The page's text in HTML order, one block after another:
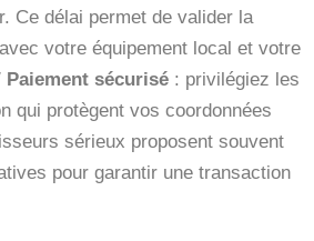
Ce délai permet de valider la
votre équipement local et votre
Paiement sécurisé : privilégiez les
qui protègent vos coordonnées
sérieux proposent souvent
pour garantir une transaction